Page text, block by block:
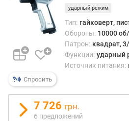
н
е
к
т
Спросить
ударный режим
Тип: гайковерт,
Обороты: 10000
Патрон: квадрат,
Функции: ударный
Источник питания:
7 726 грн.
6 предложений